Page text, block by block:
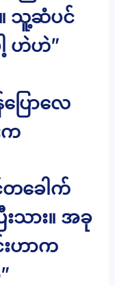
သူ့ဆံပင်
ဟဲဟဲ”
ြောလေ
က
တခေါက်
သား။ အခု
းဟာက